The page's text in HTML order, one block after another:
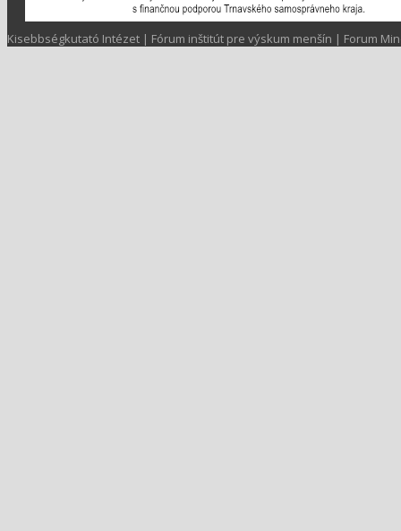
Kisebbségkutató Intézet | Fórum inštitút pre výskum menšín | Forum